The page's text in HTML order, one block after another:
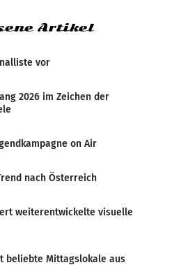
Artikel
vor
2026 im Zeichen der
on Air
nach Österreich
weiterentwickelte visuelle
beliebte Mittagslokale aus